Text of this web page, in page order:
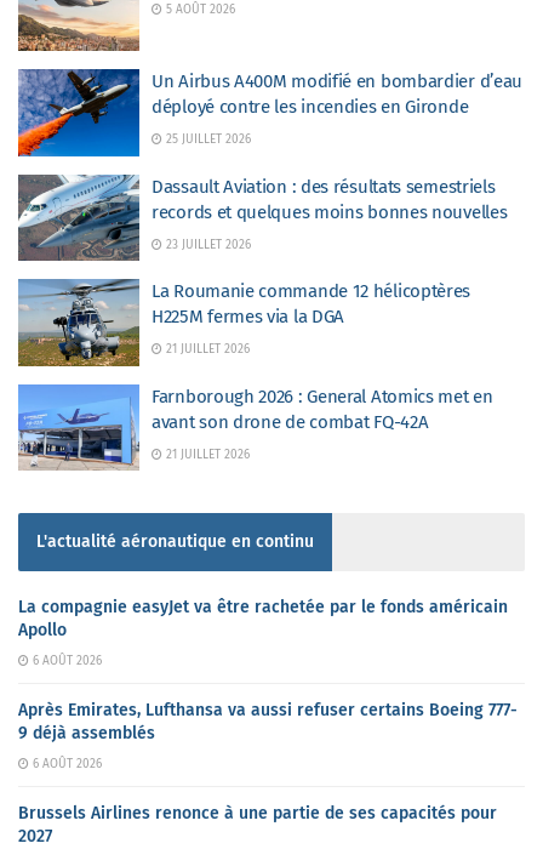
5 AOÛT 2026
Un Airbus A400M modifié en bombardier d’eau
déployé contre les incendies en Gironde
25 JUILLET 2026
Dassault Aviation : des résultats semestriels
records et quelques moins bonnes nouvelles
23 JUILLET 2026
La Roumanie commande 12 hélicoptères
H225M fermes via la DGA
21 JUILLET 2026
Farnborough 2026 : General Atomics met en
avant son drone de combat FQ-42A
21 JUILLET 2026
L'actualité aéronautique en continu
La compagnie easyJet va être rachetée par le fonds américain
Apollo
6 AOÛT 2026
Après Emirates, Lufthansa va aussi refuser certains Boeing 777-
9 déjà assemblés
6 AOÛT 2026
Brussels Airlines renonce à une partie de ses capacités pour
2027